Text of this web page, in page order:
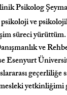
Psikolog
ve
süreci
ve
Esenyurt